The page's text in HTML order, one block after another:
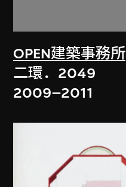
OPEN建築事務所
二環．2049
2009–2011